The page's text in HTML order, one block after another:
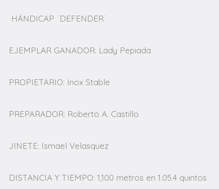
HÁNDICAP ¨DEFENDER¨
EJEMPLAR GANADOR: Lady Pepiada
PROPIETARIO: Inox Stable
PREPARADOR: Roberto A. Castillo
JINETE: Ismael Velasquez
DISTANCIA Y TIEMPO: 1,100 metros en 1.05.4 quintos